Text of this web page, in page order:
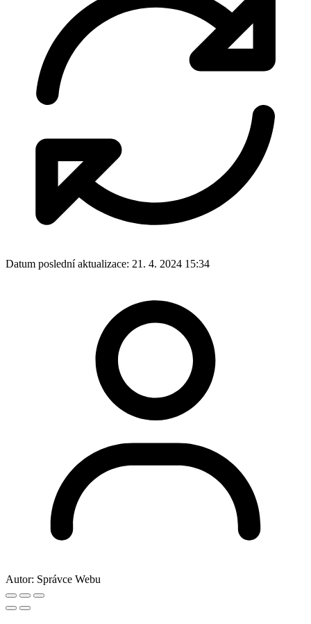
Datum poslední aktualizace: 21. 4. 2024 15:34
Autor: Správce Webu